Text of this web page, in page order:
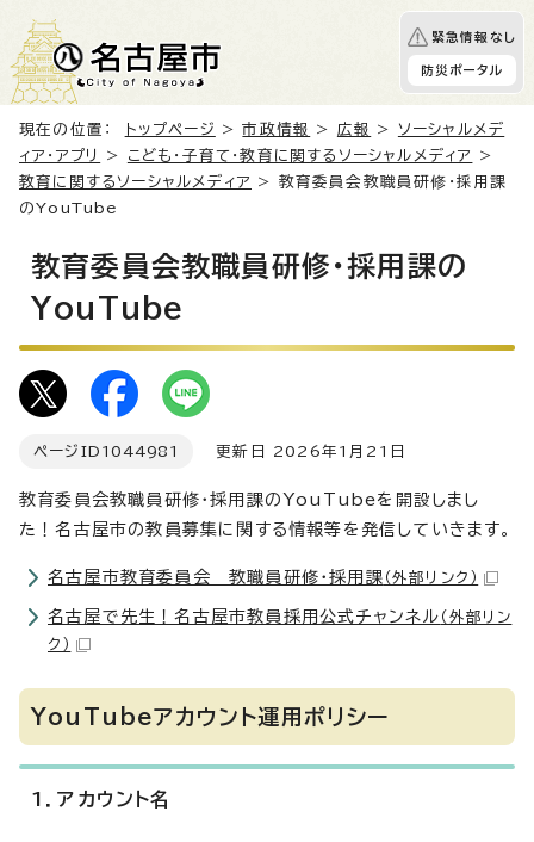
緊急情報なし
防災ポータル
現在の位置： トップページ >市政情報 > 広報 > ソーシャルメデ
ィア・アプリ
> こども・子育て・教育に関するソーシャルメディア
>
教育に関するソーシャルメディア
> 教育委員会教職員研修・採用課
のYouTube
教育委員会教職員研修・採用課の
YouTube
ページID 1044981 更新日 2026年1月21日
教育委員会教職員研修・採用課のYouTubeを開設しまし
た！名古屋市の教員募集に関する情報等を発信していきます。
名古屋市教育委員会 教職員研修・採用課 （外部リンク）
名古屋で先生！名古屋市教員採用公式チャンネル （外部リン
ク）
YouTubeアカウント運用ポリシー
1．アカウント名